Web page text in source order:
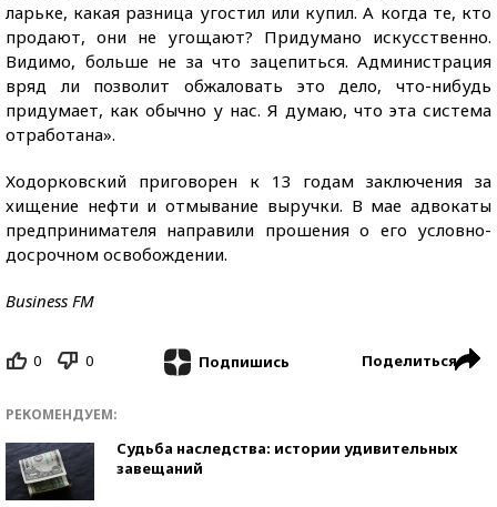
ларьке, какая разница угостил или купил. А когда те, кто
продают, они не угощают? Придумано искусственно.
Видимо, больше не за что зацепиться. Администрация
вряд ли позволит обжаловать это дело, что-нибудь
придумает, как обычно у нас. Я думаю, что эта система
отработана».
Ходорковский приговорен к 13 годам заключения за
хищение нефти и отмывание выручки. В мае адвокаты
предпринимателя направили прошения о его условно-
досрочном освобождении.
Business FM
0 0 Подпишись Поделиться
РЕКОМЕНДУЕМ:
Судьба наследства: истории удивительных
завещаний